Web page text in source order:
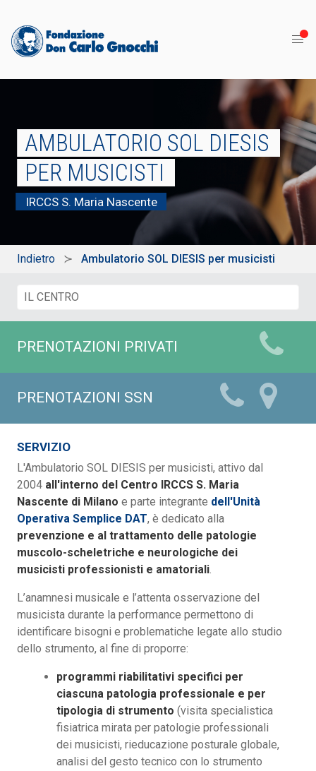
AMBULATORIO SOL DIESIS
PER MUSICISTI
IRCCS S. Maria Nascente
Indietro Ambulatorio SOL DIESIS per musicisti
PRENOTAZIONI PRIVATI
PRENOTAZIONI SSN
SERVIZIO
L'Ambulatorio SOL DIESIS per musicisti, attivo dal
2004 all'interno del Centro IRCCS S. Maria
Nascente di Milano e parte integrante dell'Unità
Operativa Semplice DAT, è dedicato alla
prevenzione e al trattamento delle patologie
muscolo-scheletriche e neurologiche dei
musicisti professionisti e amatoriali.
L’anamnesi musicale e l’attenta osservazione del
musicista durante la performance permettono di
identificare bisogni e problematiche legate allo studio
dello strumento, al fine di proporre:
programmi riabilitativi specifici per
ciascuna patologia professionale e per
tipologia di strumento (visita specialistica
fisiatrica mirata per patologie professionali
dei musicisti, rieducazione posturale globale,
analisi del gesto tecnico con lo strumento